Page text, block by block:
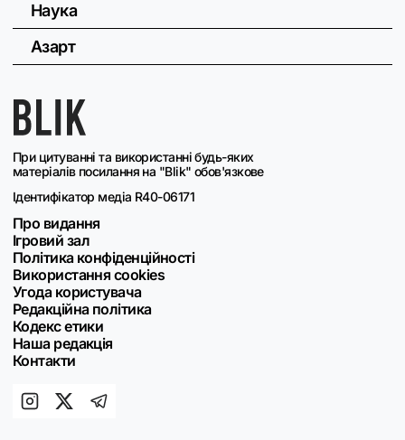
При цитуванні та використанні будь-яких
матеріалів посилання на "Blik" обов'язкове
Ідентифікатор медіа R40-06171
Про видання
Ігровий зал
Політика конфіденційності
Використання cookies
Угода користувача
Редакційна політика
Кодекс етики
Наша редакція
Контакти
Наука
Азарт